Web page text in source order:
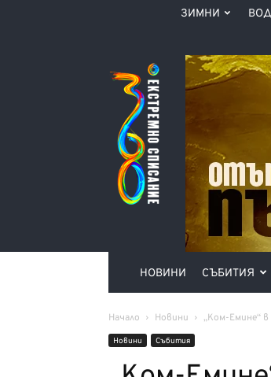
ЗИМНИ
Списание
360°
НОВИНИ СЪБИТИЯ
Начало Новини „Ком-Емине“
Новини Събития